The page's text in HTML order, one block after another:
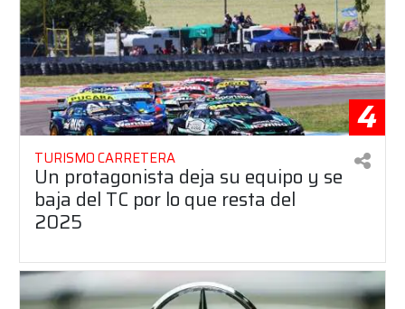
4
TURISMO CARRETERA
Un protagonista deja su equipo y se
baja del TC por lo que resta del
2025